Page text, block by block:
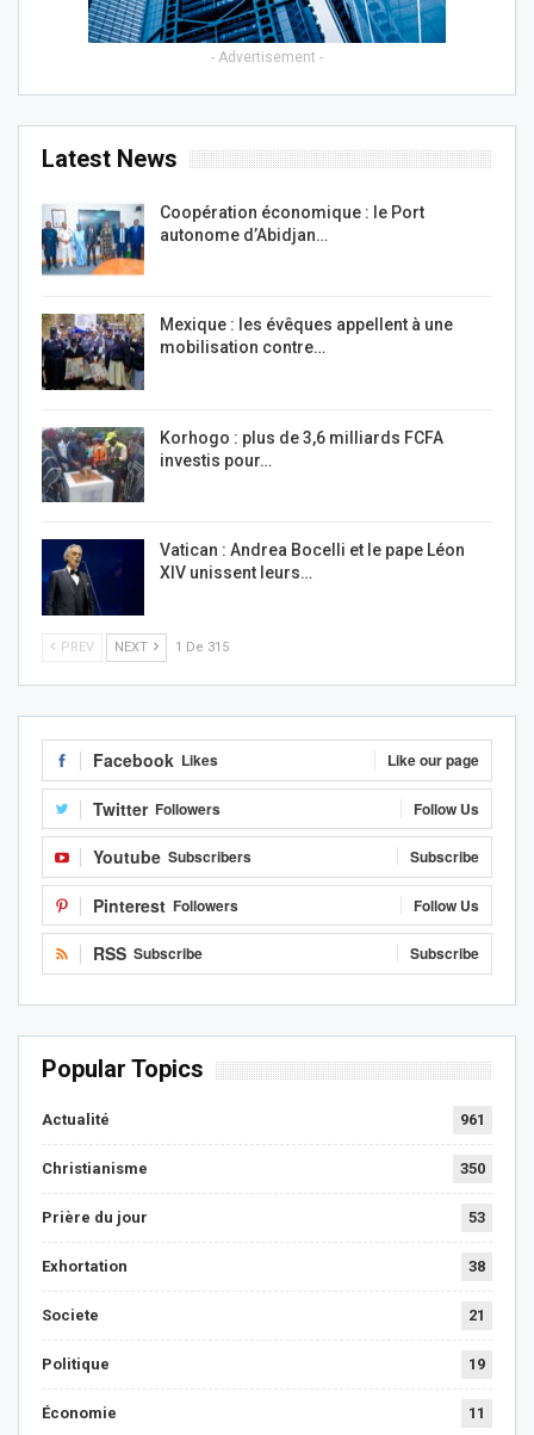
- Advertisement -
Latest News
Coopération économique : le Port
autonome d’Abidjan…
Mexique : les évêques appellent à une
mobilisation contre…
Korhogo : plus de 3,6 milliards FCFA
investis pour…
Vatican : Andrea Bocelli et le pape Léon
XIV unissent leurs…
PREV NEXT 1 De 315
Facebook Likes Like our page
Twitter Followers Follow Us
Youtube Subscribers Subscribe
Pinterest Followers Follow Us
RSS Subscribe Subscribe
Popular Topics
Actualité 961
Christianisme 350
Prière du jour 53
Exhortation 38
Societe 21
Politique 19
Économie 11